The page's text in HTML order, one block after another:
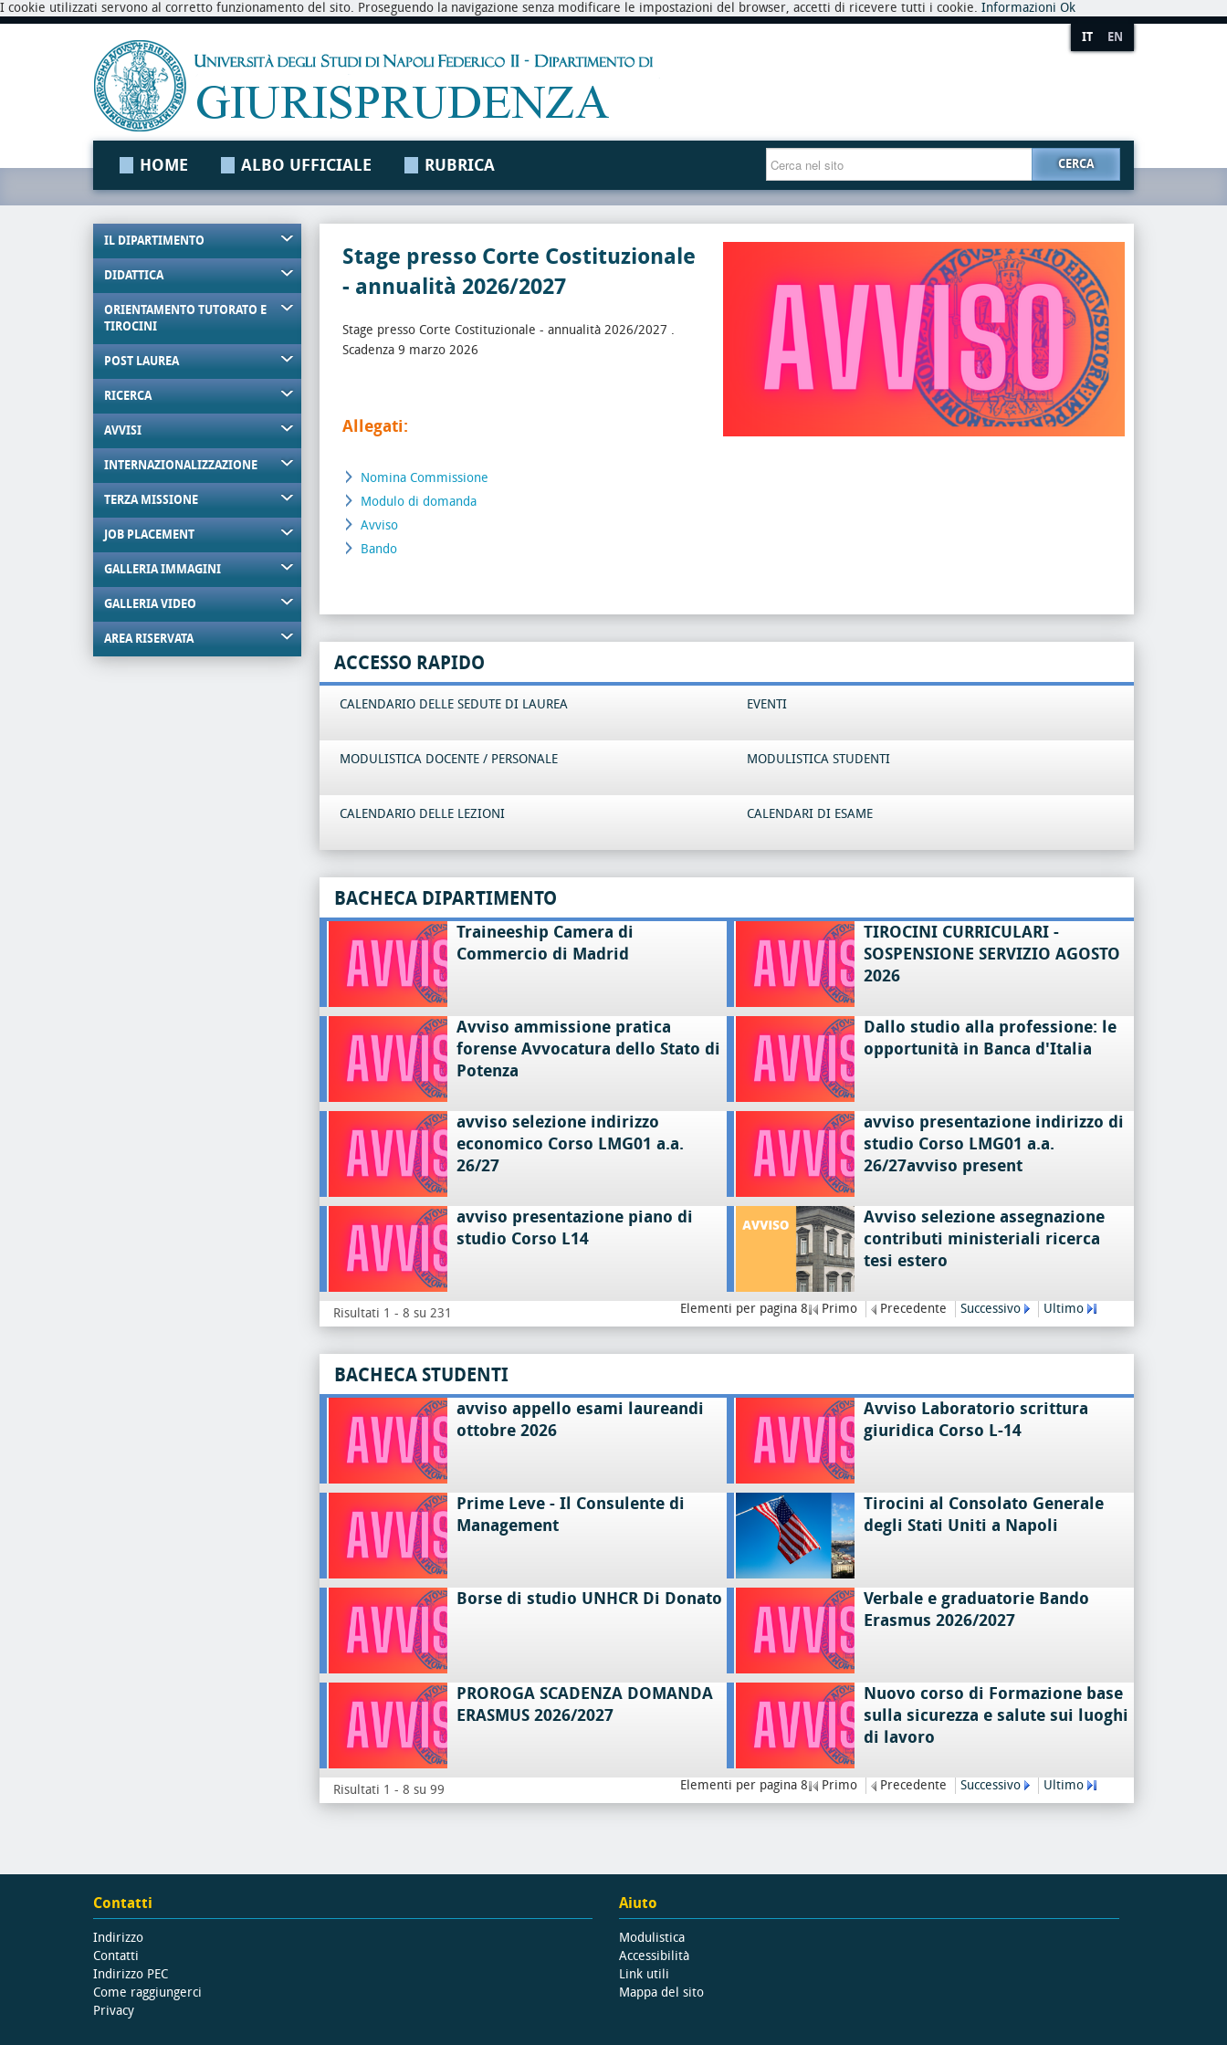
I cookie utilizzati servono al corretto funzionamento del sito. Proseguendo la navigazione senza modificare le impostazioni del browser, accetti di ricevere tutti i cookie. Informazioni Ok
IT EN
HOME ALBO UFFICIALE RUBRICA CERCA
IL DIPARTIMENTO
DIDATTICA
ORIENTAMENTO TUTORATO E
TIROCINI
POST LAUREA
RICERCA
AVVISI
INTERNAZIONALIZZAZIONE
TERZA MISSIONE
JOB PLACEMENT
GALLERIA IMMAGINI
GALLERIA VIDEO
AREA RISERVATA
Stage presso Corte Costituzionale
- annualità 2026/2027
Stage presso Corte Costituzionale - annualità 2026/2027 .
Scadenza 9 marzo 2026
Allegati:
Nomina Commissione
Modulo di domanda
Avviso
Bando
ACCESSO RAPIDO
CALENDARIO DELLE SEDUTE DI LAUREA EVENTI
MODULISTICA DOCENTE / PERSONALE MODULISTICA STUDENTI
CALENDARIO DELLE LEZIONI CALENDARI DI ESAME
BACHECA DIPARTIMENTO
Traineeship Camera di
Commercio di Madrid
TIROCINI CURRICULARI -
SOSPENSIONE SERVIZIO AGOSTO
2026
Avviso ammissione pratica
forense Avvocatura dello Stato di
Potenza
Dallo studio alla professione: le
opportunità in Banca d'Italia
avviso selezione indirizzo
economico Corso LMG01 a.a.
26/27
avviso presentazione indirizzo di
studio Corso LMG01 a.a.
26/27avviso present
avviso presentazione piano di
studio Corso L14
Avviso selezione assegnazione
contributi ministeriali ricerca
tesi estero
Risultati 1 - 8 su 231 Elementi per pagina 8 Primo Precedente Successivo Ultimo
BACHECA STUDENTI
avviso appello esami laureandi
ottobre 2026
Avviso Laboratorio scrittura
giuridica Corso L-14
Prime Leve - Il Consulente di
Management
Tirocini al Consolato Generale
degli Stati Uniti a Napoli
Borse di studio UNHCR Di Donato
Verbale e graduatorie Bando
Erasmus 2026/2027
PROROGA SCADENZA DOMANDA
ERASMUS 2026/2027
Nuovo corso di Formazione base
sulla sicurezza e salute sui luoghi
di lavoro
Risultati 1 - 8 su 99 Elementi per pagina 8 Primo Precedente Successivo Ultimo
Contatti
Indirizzo
Contatti
Indirizzo PEC
Come raggiungerci
Privacy
Aiuto
Modulistica
Accessibilità
Link utili
Mappa del sito